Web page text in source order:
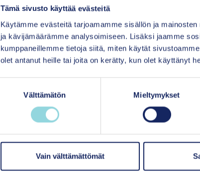
Tämä sivusto käyttää evästeitä
Käytämme evästeitä tarjoamamme sisällön ja
ja kävijämäärämme analysoimiseen. Lisäksi jaamme
kumppaneillemme tietoja siitä, miten käytät
olet antanut heille tai joita on kerätty, kun olet käyttänyt
Välttämätön Mieltymykset
Vain välttämättömät
ajoinsekäkehitettävä niihin paikallisia
Päätösten lapsivaikutukset on arvioitava ja
perustuva päätös ei aiheuta
Korvatulehdus tai käytöshäiriö.
hoitaa tutkitusti vaikuttavilla
Lasten ja nuorten
Erityisesti perustasolle –
tarvitaan helposti saatavilla olevia,